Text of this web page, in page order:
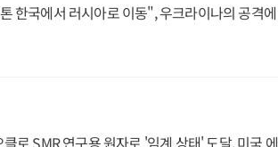
한국에서 러시아로 이동", 우크라이나의 공격에
로 SMR 연구용 원자로 '임계 상태' 도달, 미국 에